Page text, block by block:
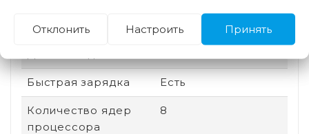
сторон
Быстрая зарядка Есть
Количество ядер
процессора
8
Отклонить Настроить Принять